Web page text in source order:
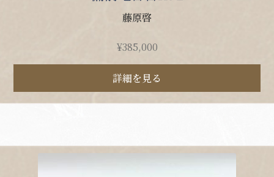
藤原啓
¥385,000
詳細を見る